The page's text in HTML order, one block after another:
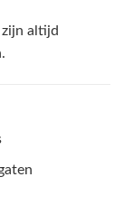
zijn altijd